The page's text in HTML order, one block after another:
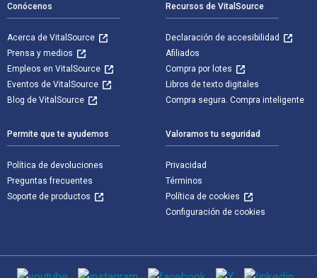
Conócenos
Acerca de VitalSource
Prensa y medios
Empleos en VitalSource
Eventos de VitalSource
Blog de VitalSource
Recursos de VitalSource
Declaración de accesibilidad
Afiliados
Compra por lotes
Libros de texto digitales
Compra segura. Compra inteligente
Permite que te ayudemos
Política de devoluciones
Preguntas frecuentes
Soporte de productos
Valoramos tu seguridad
Privacidad
Términos
Política de cookies
Configuración de cookies
Medios de comunicación social